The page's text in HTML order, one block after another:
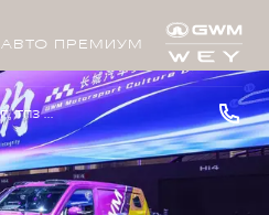
АВТО ПРЕМИУМ
Тверь, Бурашевское с/п, тпз Боровлево-1, стр. 4